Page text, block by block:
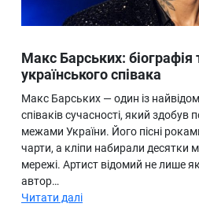
Людина
Ukraine
Про нас
Макс Барських: біографія
українського співака
Макс Барських — один із
співаків сучасності, який здобув
межами України. Його пісні
чарти, а кліпи набирали десятки
мережі. Артист відомий не лише
автор…
Читати далі